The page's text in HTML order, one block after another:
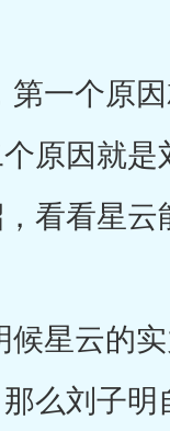
一个原因
原因就是
看看星云
星云的实
么刘子